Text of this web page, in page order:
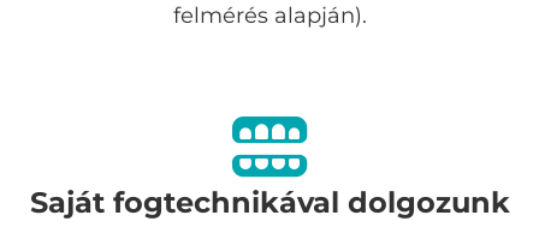
felmérés alapján).
Saját fogtechnikával dolgozunk